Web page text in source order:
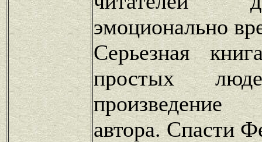
эмоционально
Серьезная
простых
автора. Спасти